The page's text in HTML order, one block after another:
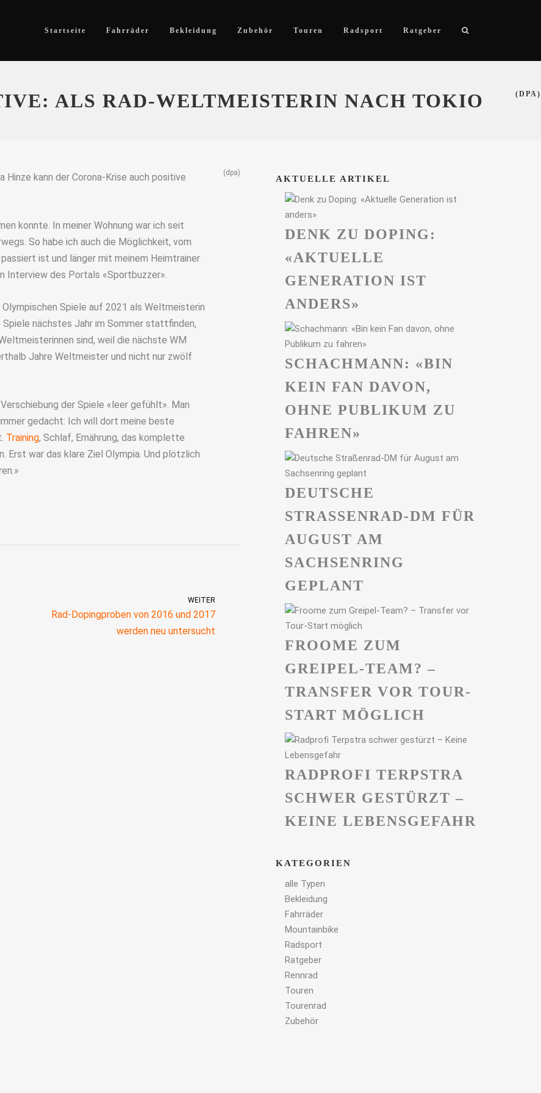
Startseite Fahrräder Bekleidung Zubehör Touren Radsport Ratgeber
ALS RAD-WELTMEISTERIN NACH TOKIO (DPA)
kann der Corona-Krise auch positive
konnte. In meiner Wohnung war ich seit
So habe ich auch die Möglichkeit, vom
ist und länger mit meinem Heimtrainer
Interview des Portals «Sportbuzzer».
Spiele auf 2021 als Weltmeisterin
Spiele nächstes Jahr im Sommer stattfinden,
sind, weil die nächste WM
Jahre Weltmeister und nicht nur zwölf
der Spiele «leer gefühlt». Man
gedacht: Ich will dort meine beste
Training, Schlaf, Ernährung, das komplette
Erst war das klare Ziel Olympia. Und plötzlich
(dpa)
WEITER
Rad-Dopingproben von 2016 und 2017
werden neu untersucht
AKTUELLE ARTIKEL
DENK ZU DOPING:
«AKTUELLE
GENERATION IST
ANDERS»
SCHACHMANN: «BIN
KEIN FAN DAVON,
OHNE PUBLIKUM ZU
FAHREN»
DEUTSCHE
STRASSENRAD-DM FÜR A
UGUST AM S
ACHSENRING G
EPLANT
FROOME ZUM
GREIPEL-TEAM? –
TRANSFER VOR TOUR-
START MÖGLICH
RADPROFI TERPSTRA
SCHWER GESTÜRZT –
KEINE LEBENSGEFAHR
KATEGORIEN
alle Typen
Bekleidung
Fahrräder
Mountainbike
Radsport
Ratgeber
Rennrad
Touren
Tourenrad
Zubehör